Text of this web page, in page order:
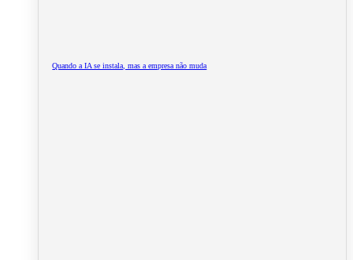
Quando a IA se instala, mas a empresa não muda